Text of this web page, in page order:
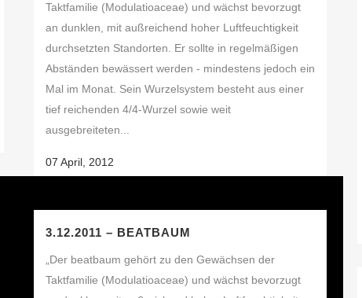
Taktfamilie (Modulatioaceae) und wächst bevorzugt
an dunklen, mit außreichend hoher Luftfeuchtigkeit
durchsetzten Standorten. Er sollte in regelmäßigen
Abständen bewässert werden - mindestens jedoch ein
Mal im Monat. Sein Wurzelsystem besteht aus einer
tief reichenden 4/4-Wurzel sowie weit
ausgebreiteten...
07 April, 2012
3.12.2011 – BEATBAUM
„Der beatbaum gehört zu den Gewächsen der
Taktfamilie (Modulatioaceae) und wächst bevorzugt